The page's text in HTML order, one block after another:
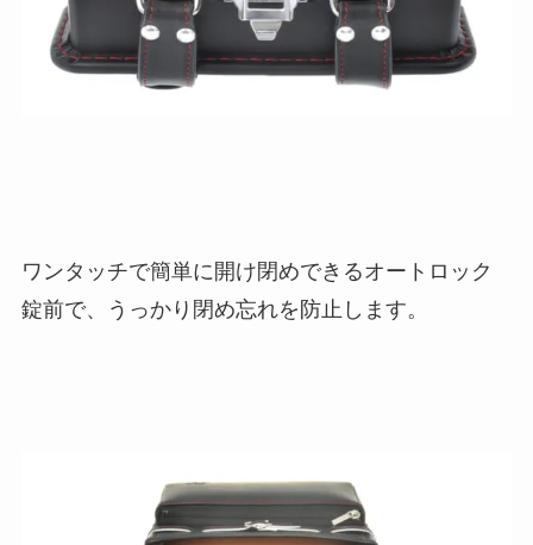
ワンタッチで簡単に開け閉めできるオートロック
錠前で、うっかり閉め忘れを防止します。